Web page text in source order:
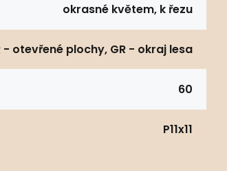
okrasné květem, k řezu
- otevřené plochy, GR - okraj lesa
60
P11x11